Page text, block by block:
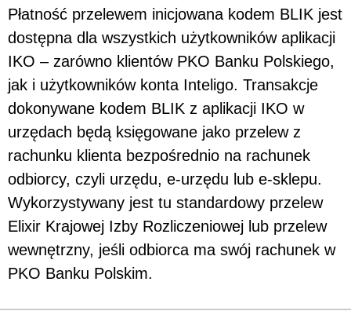
Płatność przelewem inicjowana kodem BLIK jest
dostępna dla wszystkich użytkowników aplikacji
IKO – zarówno klientów PKO Banku Polskiego,
jak i użytkowników konta Inteligo. Transakcje
dokonywane kodem BLIK z aplikacji IKO w
urzędach będą księgowane jako przelew z
rachunku klienta bezpośrednio na rachunek
odbiorcy, czyli urzędu, e-urzędu lub e-sklepu.
Wykorzystywany jest tu standardowy przelew
Elixir Krajowej Izby Rozliczeniowej lub przelew
wewnętrzny, jeśli odbiorca ma swój rachunek w
PKO Banku Polskim.